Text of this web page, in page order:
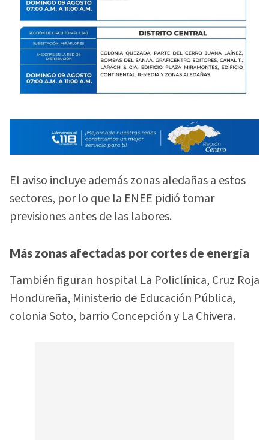
El aviso incluye además zonas aledañas a estos
sectores, por lo que la ENEE pidió tomar
previsiones antes de las labores.
Más zonas afectadas por cortes de energía
También figuran hospital La Policlínica, Cruz Roja
Hondureña, Ministerio de Educación Pública,
colonia Soto, barrio Concepción y La Chivera.